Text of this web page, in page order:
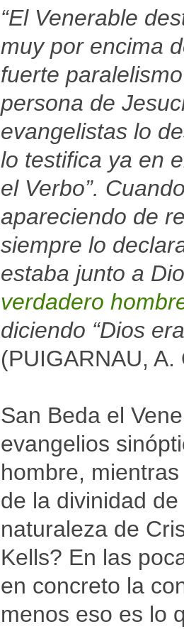
“El Venerable
muy por encima
fuerte
persona de
evangelistas lo
lo testifica ya en
el Verbo”.
apareciendo de
siempre lo
estaba junto a
verdadero
diciendo “Dios
(PUIGARNAU,
San Beda el
evangelios
hombre,
de la divinidad
naturaleza de
Kells? En las
en concreto la
menos eso es lo